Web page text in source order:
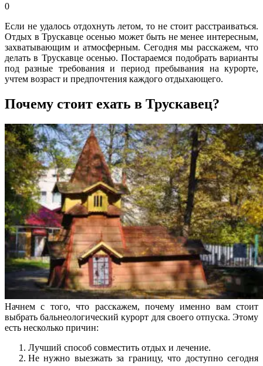
0
Если не удалось отдохнуть летом, то не стоит расстраиваться.
Отдых в Трускавце осенью может быть не менее интересным,
захватывающим и атмосферным. Сегодня мы расскажем, что
делать в Трускавце осенью. Постараемся подобрать варианты
под разные требования и период пребывания на курорте,
учтем возраст и предпочтения каждого отдыхающего.
Почему стоит ехать в Трускавец?
Начнем с того, что расскажем, почему именно вам стоит
выбрать бальнеологический курорт для своего отпуска. Этому
есть несколько причин:
Лучший способ совместить отдых и лечение.
Не нужно выезжать за границу, что доступно сегодня